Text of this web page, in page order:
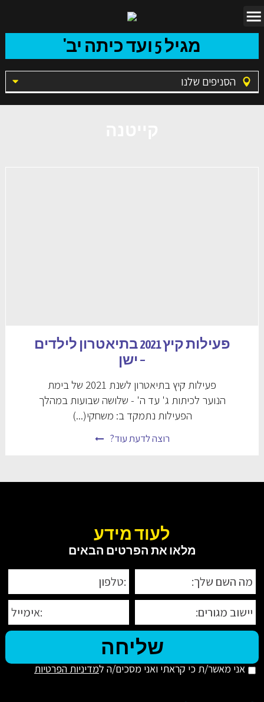
מגיל 5 ועד כיתה יב'
הסניפים שלנו
פעילות קיץ 2021 בתיאטרון לילדים
– ישן
פעילות קיץ בתיאטרון לשנת 2021 של בימת
הנוער לכיתות ג' עד ה' - שלושה שבועות במהלך
הפעילות נתמקד ב: משחקי(...)
רוצה לדעת עוד?
לעוד מידע
מלאו את הפרטים הבאים
אני מאשר/ת כי קראתי ואני מסכים/ה למדיניות הפרטיות